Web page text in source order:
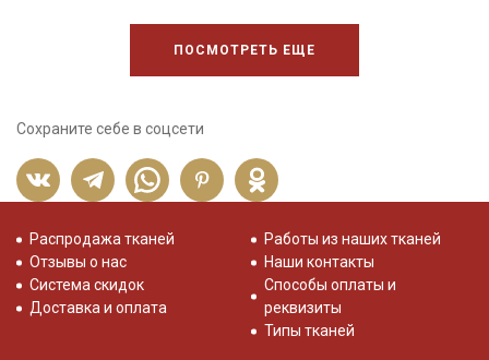
ПОСМОТРЕТЬ ЕЩЕ
Сохраните себе в соцсети
Распродажа тканей
Отзывы о нас
Система скидок
Доставка и оплата
Работы из наших тканей
Наши контакты
Способы оплаты и
реквизиты
Типы тканей